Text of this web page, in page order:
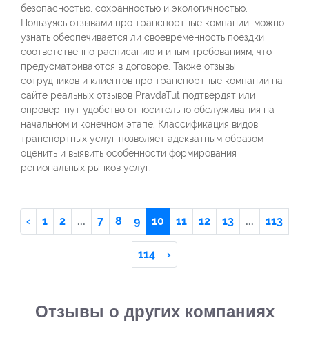
безопасностью, сохранностью и экологичностью.
Пользуясь отзывами про транспортные компании, можно
узнать обеспечивается ли своевременность поездки
соответственно расписанию и иным требованиям, что
предусматриваются в договоре. Также отзывы
сотрудников и клиентов про транспортные компании на
сайте реальных отзывов PravdaTut подтвердят или
опровергнут удобство относительно обслуживания на
начальном и конечном этапе. Классификация видов
транспортных услуг позволяет адекватным образом
оценить и выявить особенности формирования
региональных рынков услуг.
‹ 1 2 ... 7 8 9 10 11 12 13 ... 113
114 ›
Отзывы о других компаниях